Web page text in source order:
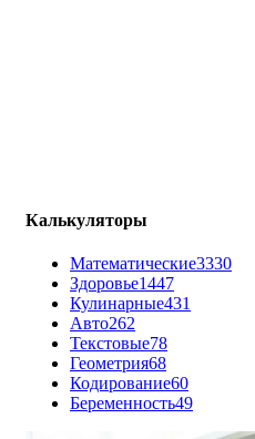
Калькуляторы
Математические3330
Здоровье1447
Кулинарные431
Авто262
Текстовые78
Геометрия68
Кодирование60
Беременность49